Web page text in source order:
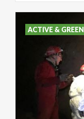
ACTIVE & GREEN